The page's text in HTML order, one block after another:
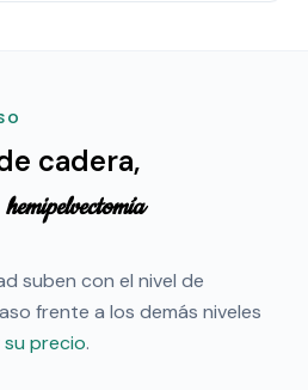
cadera,
hemipelvectomía
suben con el nivel de
frente a los demás niveles
precio.